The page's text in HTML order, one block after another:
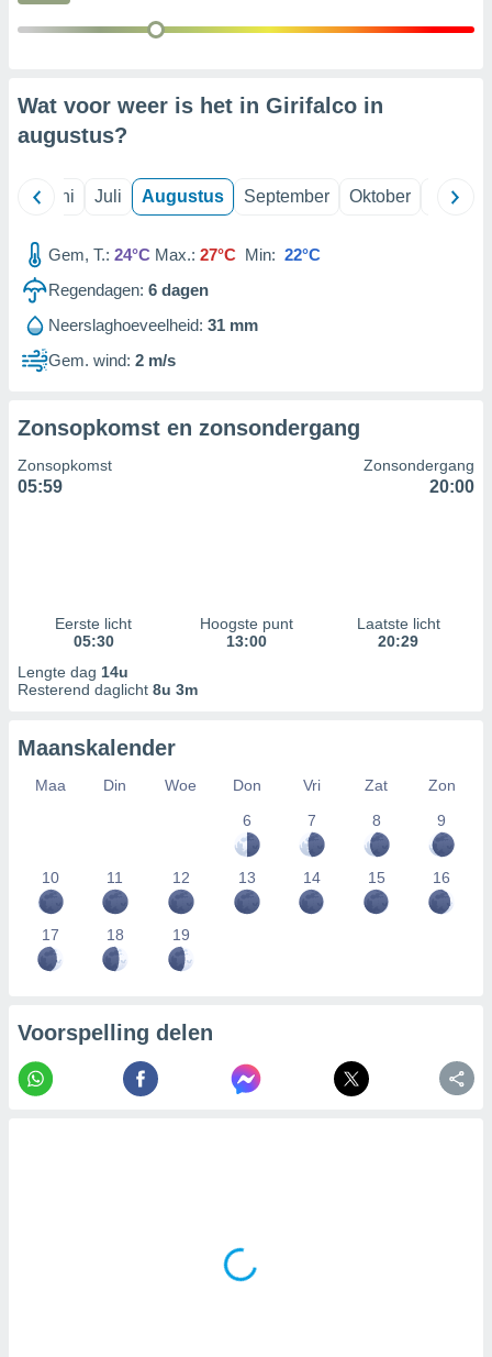
Wat voor weer is het in Girifalco in
augustus?
Juni Juli Augustus September Oktober
Gem, T.: 24°C Max.: 27°C Min: 22°C
Regendagen: 6 dagen
Neerslaghoeveelheid: 31 mm
Gem. wind: 2 m/s
Zonsopkomst en zonsondergang
Zonsopkomst
05:59
Zonsondergang
20:00
Eerste licht
05:30
Hoogste punt
13:00
Laatste licht
20:29
Lengte dag 14u
Resterend daglicht 8u 3m
Maanskalender
Maa Din Woe Don Vri Zat
Zon
6
7 8 9
10 11 12 13 14 15 16
17 18 19
Voorspelling delen